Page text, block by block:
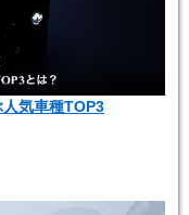
気車種TOP3